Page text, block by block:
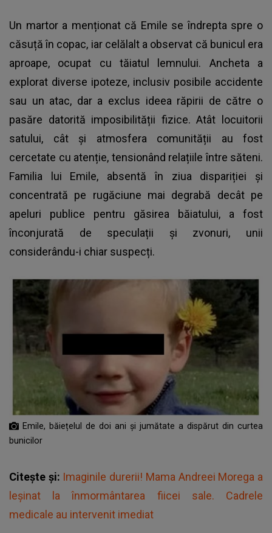
Un martor a menționat că Emile se îndrepta spre o
căsuță în copac, iar celălalt a observat că bunicul era
aproape, ocupat cu tăiatul lemnului. Ancheta a
explorat diverse ipoteze, inclusiv posibile accidente
sau un atac, dar a exclus ideea răpirii de către o
pasăre datorită imposibilității fizice. Atât locuitorii
satului, cât și atmosfera comunității au fost
cercetate cu atenție, tensionând relațiile între săteni.
Familia lui Emile, absentă în ziua dispariției și
concentrată pe rugăciune mai degrabă decât pe
apeluri publice pentru găsirea băiatului, a fost
înconjurată de speculații și zvonuri, unii
considerându-i chiar suspecți.
Emile, băiețelul de doi ani şi jumătate a dispărut din curtea
bunicilor
Citește și: Imaginile durerii! Mama Andreei Morega a
leșinat la înmormântarea fiicei sale. Cadrele
medicale au intervenit imediat